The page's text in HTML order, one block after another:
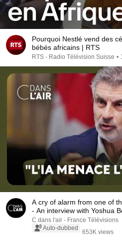
Pourquoi Nestlé vend des
bébés africains | RTS
RTS - Radio Télévision Suisse •
A cry of alarm from one of
- An interview with Yoshua
C dans l'air - France Télévisions
Auto-dubbed
653K views